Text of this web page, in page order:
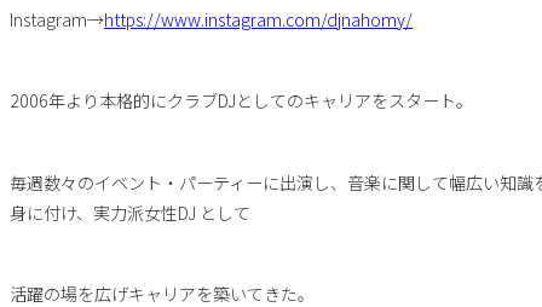
Instagram→https://www.instagram.com/djnahomy/
2006年より本格的にクラブDJとしてのキャリアをスタート。
毎週数々のイベント・パーティーに出演し、音楽に関して幅広い知識
身に付け、実力派女性DJ として
活躍の場を広げキャリアを築いてきた。